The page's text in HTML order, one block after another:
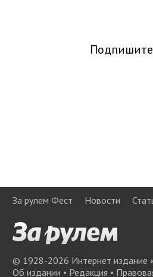
За рулем Фест Новости
© 1928-2026 Интернет издание
Об издании • Редакция •